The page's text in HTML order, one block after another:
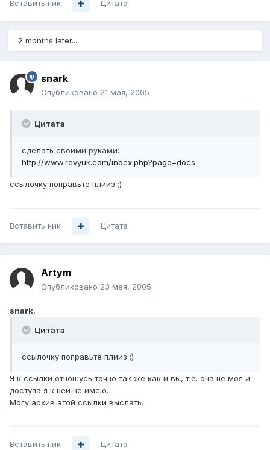
Вставить ник Цитата
2 months later...
snark
Опубликовано 21 мая, 2005
Цитата
сделать своими руками:
http://www.revyuk.com/index.php?page=docs
ссылочку поправьте плииз ;)
Вставить ник Цитата
Artym
Опубликовано 23 мая, 2005
snark,
Цитата
ссылочку поправьте плииз ;)
Я к ссылки отношусь точно так же как и вы, т.е. она не моя и
доступа я к ней не имею.
Могу архив этой ссылки выслать.
Вставить ник Цитата